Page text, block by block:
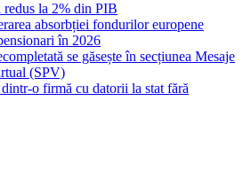
la 2% din PIB
absorbției fondurilor europene
în 2026
se găsește în secțiunea Mesaje
(SPV)
o firmă cu datorii la stat fără